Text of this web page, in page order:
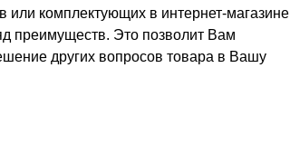
или комплектующих в интернет-магазине
преимуществ. Это позволит Вам
других вопросов товара в Вашу